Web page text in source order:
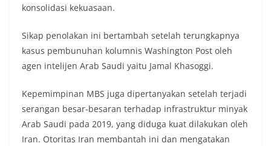
konsolidasi kekuasaan.
Sikap penolakan ini bertambah setelah terungkapnya
kasus pembunuhan kolumnis Washington Post oleh
agen intelijen Arab Saudi yaitu Jamal Khasoggi.
Kepemimpinan MBS juga dipertanyakan setelah terjadi
serangan besar-besaran terhadap infrastruktur minyak
Arab Saudi pada 2019, yang diduga kuat dilakukan oleh
Iran. Otoritas Iran membantah ini dan mengatakan